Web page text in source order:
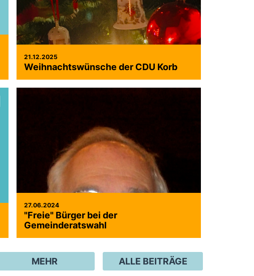
21.12.2025
Weihnachtswünsche der CDU Korb
27.06.2024
"Freie" Bürger bei der
Gemeinderatswahl
ALLE BEITRÄGE
MEHR